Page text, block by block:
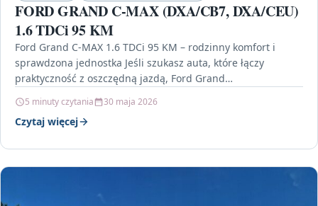
FORD GRAND C-MAX (DXA/CB7, DXA/CEU)
1.6 TDCi 95 KM
Ford Grand C-MAX 1.6 TDCi 95 KM – rodzinny komfort i
sprawdzona jednostka Jeśli szukasz auta, które łączy
praktyczność z oszczędną jazdą, Ford Grand…
5 minuty czytania 30 maja 2026
Czytaj więcej